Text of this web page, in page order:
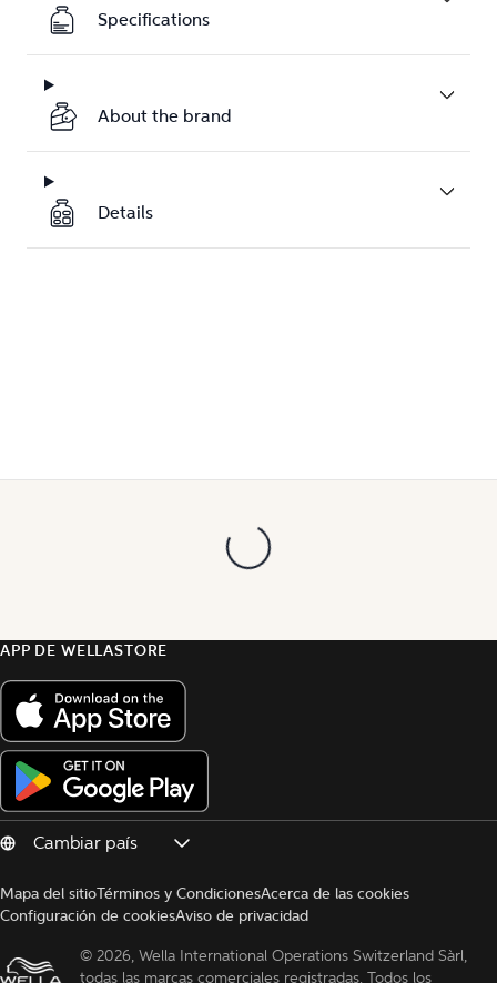
Specifications
About the brand
Details
APP DE WELLASTORE
Mapa del sitioTérminos y CondicionesAcerca de las cookies
Configuración de cookiesAviso de privacidad
© 2026, Wella International Operations Switzerland Sàrl,
todas las marcas comerciales registradas. Todos los